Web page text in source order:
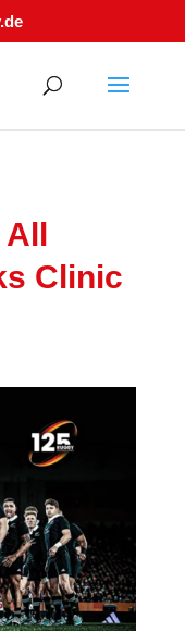
All
Clinic